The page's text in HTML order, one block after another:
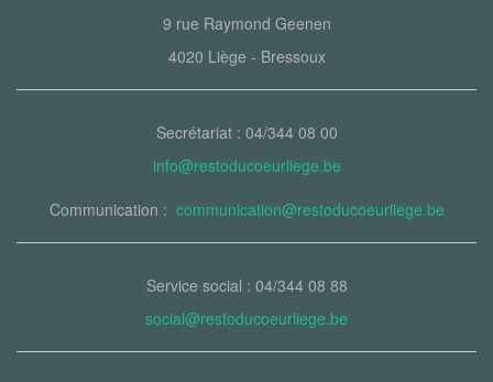
9 rue Raymond Geenen
4020 Liège - Bressoux
Secrétariat : 04/344 08 00
info@restoducoeurliege.be
Communication : communication@restoducoeurliege.be
Service social : 04/344 08 88
social@restoducoeurliege.be